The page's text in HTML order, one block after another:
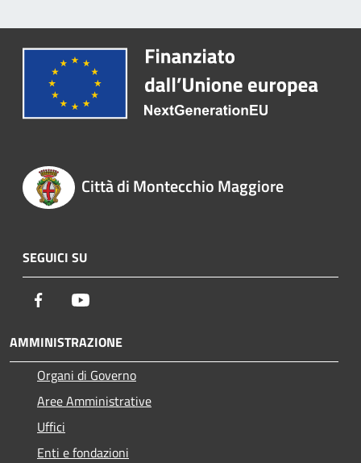
Città di Montecchio Maggiore
SEGUICI SU
Facebook
AMMINISTRAZIONE
Organi di Governo
Aree Amministrative
Uffici
Enti e fondazioni